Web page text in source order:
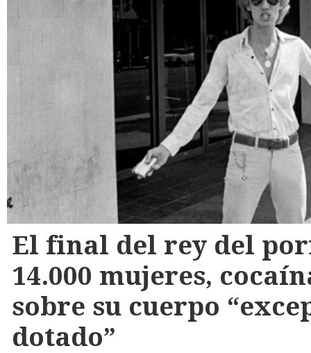
El final del rey del
14.000 mujeres,
sobre su cuerpo
dotado”